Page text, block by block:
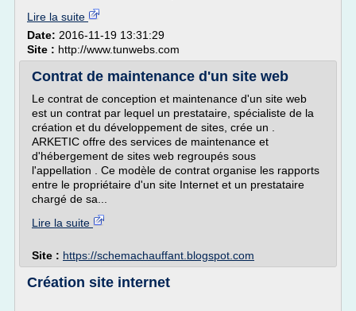
Lire la suite
Date: 2016-11-19 13:31:29
Site : http://www.tunwebs.com
Contrat de maintenance d'un site web
Le contrat de conception et maintenance d'un site web
est un contrat par lequel un prestataire, spécialiste de la
création et du développement de sites, crée un .
ARKETIC offre des services de maintenance et
d'hébergement de sites web regroupés sous
l'appellation . Ce modèle de contrat organise les rapports
entre le propriétaire d'un site Internet et un prestataire
chargé de sa...
Lire la suite
Site : https://schemachauffant.blogspot.com
Création site internet